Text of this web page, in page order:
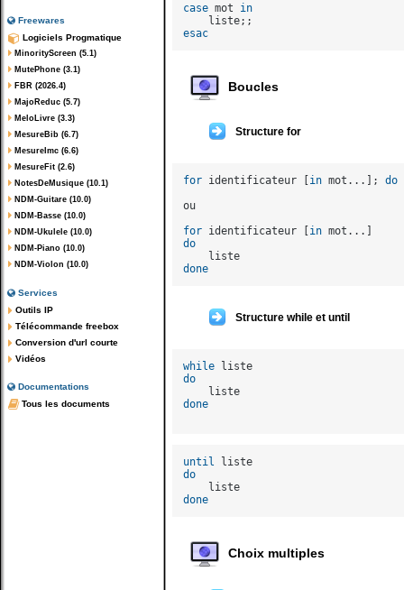
Freewares
Logiciels Progmatique
MinorityScreen (5.1)
MutePhone (3.1)
FBR (2026.4)
MajoReduc (5.7)
MeloLivre (3.3)
MesureBib (6.7)
MesureImc (6.6)
MesureFit (2.6)
NotesDeMusique (10.1)
NDM-Guitare (10.0)
NDM-Basse (10.0)
NDM-Ukulele (10.0)
NDM-Piano (10.0)
NDM-Violon (10.0)
Services
Outils IP
Télécommande freebox
Conversion d'url courte
Vidéos
Documentations
Tous les documents
case mot in
esac
Boucles
Structure for
for identificateur [in mot...]; do
ou
for identificateur [in
do
done
Structure while et until
while
do
done
until
do
done
Choix multiples